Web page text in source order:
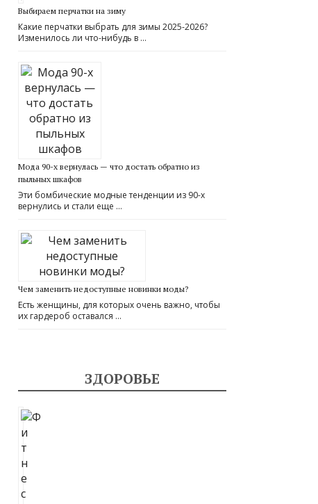
Выбираем перчатки на зиму
Какие перчатки выбрать для зимы 2025-2026?
Изменилось ли что-нибудь в …
Мода 90-х вернулась — что достать обратно из
пыльных шкафов
Эти бомбические модные тенденции из 90-х
вернулись и стали еще …
Чем заменить недоступные новинки моды?
Есть женщины, для которых очень важно, чтобы
их гардероб оставался …
ЗДОРОВЬЕ